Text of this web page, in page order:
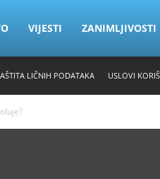
VIJESTI ZANIMLJIVOSTI
LIČNIH PODATAKA USLOVI